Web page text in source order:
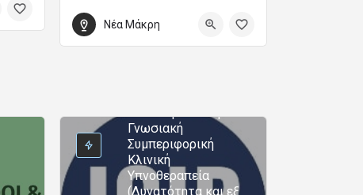
22 Αυγούστου 2026 18:00 - 30 Αυγούστου 2026 11:00
Νέα Μάκρη
Μονοετής Διεθνώς
Πιστοποιημένη
Επαγγελματική
Γνωσιακή
Συμπεριφορική
Κλινική
Υπνοθεραπεία
(Δυνατότητα και εξ